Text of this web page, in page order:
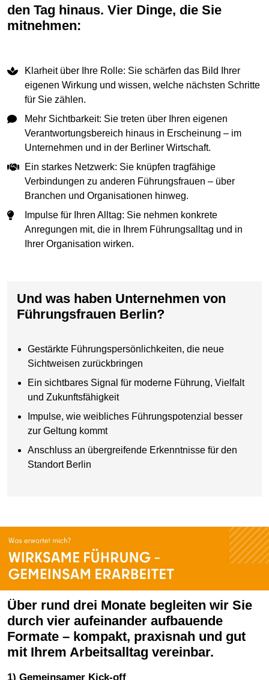
den Tag hinaus. Vier Dinge, die Sie
mitnehmen:
Klarheit über Ihre Rolle: Sie schärfen das Bild Ihrer
eigenen Wirkung und wissen, welche nächsten Schritte
für Sie zählen.
Mehr Sichtbarkeit: Sie treten über Ihren eigenen
Verantwortungsbereich hinaus in Erscheinung – im
Unternehmen und in der Berliner Wirtschaft.
Ein starkes Netzwerk: Sie knüpfen tragfähige
Verbindungen zu anderen Führungsfrauen – über
Branchen und Organisationen hinweg.
Impulse für Ihren Alltag: Sie nehmen konkrete
Anregungen mit, die in Ihrem Führungsalltag und in
Ihrer Organisation wirken.
Und was haben Unternehmen von
Führungsfrauen Berlin?
Gestärkte Führungspersönlichkeiten, die neue
Sichtweisen zurückbringen
Ein sichtbares Signal für moderne Führung, Vielfalt
und Zukunftsfähigkeit
Impulse, wie weibliches Führungspotenzial besser
zur Geltung kommt
Anschluss an übergreifende Erkenntnisse für den
Standort Berlin
Über rund drei Monate begleiten wir Sie
durch vier aufeinander aufbauende
Formate – kompakt, praxisnah und gut
mit Ihrem Arbeitsalltag vereinbar.
1) Gemeinsamer Kick-off